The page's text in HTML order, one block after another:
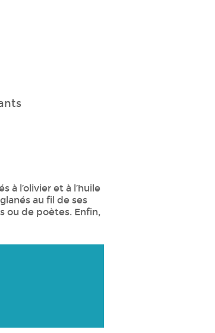
à l’olivier et à l’huile
au fil de ses
ou de poètes. Enfin,